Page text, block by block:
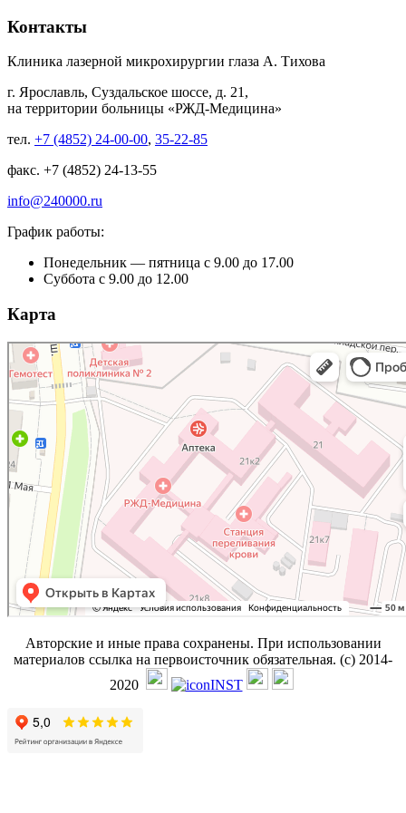
Контакты
Клиника лазерной микрохирургии глаза А. Тихова
г. Ярославль, Суздальское шоссе, д. 21,
на территории больницы «РЖД-Медицина»
тел. +7 (4852) 24-00-00, 35-22-85
факс. +7 (4852) 24-13-55
info@240000.ru
График работы:
Понедельник — пятница с 9.00 до 17.00
Суббота с 9.00 до 12.00
Карта
Авторские и иные права сохранены. При использовании
материалов ссылка на первоисточник обязательная. (с) 2014-
2020